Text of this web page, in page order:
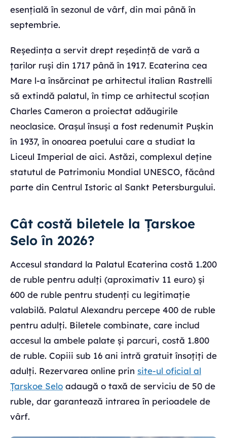
esențială în sezonul de vârf, din mai până în
septembrie.
Reședința a servit drept reședință de vară a
țarilor ruși din 1717 până în 1917. Ecaterina cea
Mare l-a însărcinat pe arhitectul italian Rastrelli
să extindă palatul, în timp ce arhitectul scoțian
Charles Cameron a proiectat adăugirile
neoclasice. Orașul însuși a fost redenumit Pușkin
în 1937, în onoarea poetului care a studiat la
Liceul Imperial de aici. Astăzi, complexul deține
statutul de Patrimoniu Mondial UNESCO, făcând
parte din Centrul Istoric al Sankt Petersburgului.
Cât costă biletele la Țarskoe
Selo în 2026?
Accesul standard la Palatul Ecaterina costă 1.200
de ruble pentru adulți (aproximativ 11 euro) și
600 de ruble pentru studenți cu legitimație
valabilă. Palatul Alexandru percepe 400 de ruble
pentru adulți. Biletele combinate, care includ
accesul la ambele palate și parcuri, costă 1.800
de ruble. Copiii sub 16 ani intră gratuit însoțiți de
adulți. Rezervarea online prin site-ul oficial al
Țarskoe Selo adaugă o taxă de serviciu de 50 de
ruble, dar garantează intrarea în perioadele de
vârf.